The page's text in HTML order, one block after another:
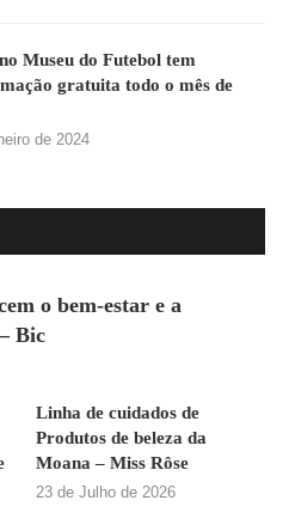
Museu do Futebol tem
gratuita todo o mês de
de 2024
o bem-estar e a
Bic
Linha de cuidados de
Produtos de beleza da
Moana – Miss Rôse
23 de Julho de 2026